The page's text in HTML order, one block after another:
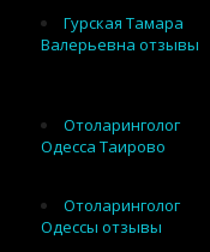
Гурская Тамара
Валерьевна отзывы
Отоларинголог
Одесса Таирово
Отоларинголог
Одессы отзывы